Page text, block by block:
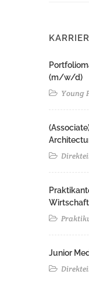
(m/w/d)
Young
Junior